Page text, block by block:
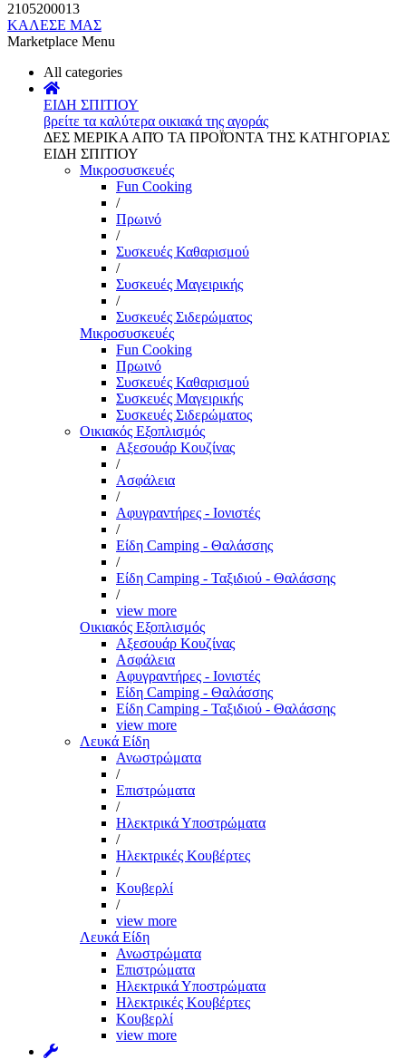
2105200013
ΚΑΛΕΣΕ ΜΑΣ
Marketplace Menu
All categories
ΕΙΔΗ ΣΠΙΤΙΟΥ
βρείτε τα καλύτερα οικιακά της αγοράς
ΔΕΣ ΜΕΡΙΚΑ ΑΠΌ ΤΑ ΠΡΟΪΌΝΤΑ ΤΗΣ ΚΑΤΗΓΟΡΙΑΣ
ΕΙΔΗ ΣΠΙΤΙΟΥ
Μικροσυσκευές
Fun Cooking
/
Πρωινό
/
Συσκευές Καθαρισμού
/
Συσκευές Μαγειρικής
/
Συσκευές Σιδερώματος
Μικροσυσκευές
Fun Cooking
Πρωινό
Συσκευές Καθαρισμού
Συσκευές Μαγειρικής
Συσκευές Σιδερώματος
Οικιακός Εξοπλισμός
Αξεσουάρ Κουζίνας
/
Ασφάλεια
/
Αφυγραντήρες - Ιονιστές
/
Είδη Camping - Θαλάσσης
/
Είδη Camping - Ταξιδιού - Θαλάσσης
/
view more
Οικιακός Εξοπλισμός
Αξεσουάρ Κουζίνας
Ασφάλεια
Αφυγραντήρες - Ιονιστές
Είδη Camping - Θαλάσσης
Είδη Camping - Ταξιδιού - Θαλάσσης
view more
Λευκά Είδη
Ανωστρώματα
/
Επιστρώματα
/
Ηλεκτρικά Υποστρώματα
/
Ηλεκτρικές Κουβέρτες
/
Κουβερλί
/
view more
Λευκά Είδη
Ανωστρώματα
Επιστρώματα
Ηλεκτρικά Υποστρώματα
Ηλεκτρικές Κουβέρτες
Κουβερλί
view more